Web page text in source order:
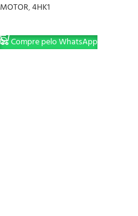
MOTOR,4HK1
Compre pelo WhatsApp